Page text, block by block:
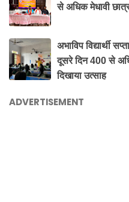
से अधिक मेधावी
अभाविप विद्यार्थी
दूसरे दिन 400 से
दिखाया उत्साह
ADVERTISEMENT